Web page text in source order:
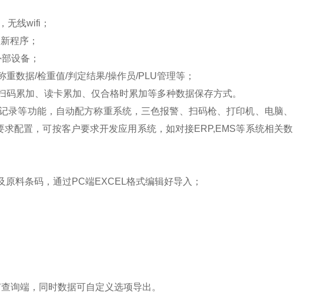
无线wifi；
程序；
设备；
数据/检重值/判定结果/操作员/PLU管理等；
累加、读卡累加、仅合格时累加等多种数据保存方式。
录等功能，自动配方称重系统， 三色报警、扫码枪、打印机、电脑、
配置，可按客户要求开发应用系统，如对接ERP,EMS等系统相关数
料条码，通过PC端EXCEL格式编辑好导入；
询端，同时数据可自定义选项导出。